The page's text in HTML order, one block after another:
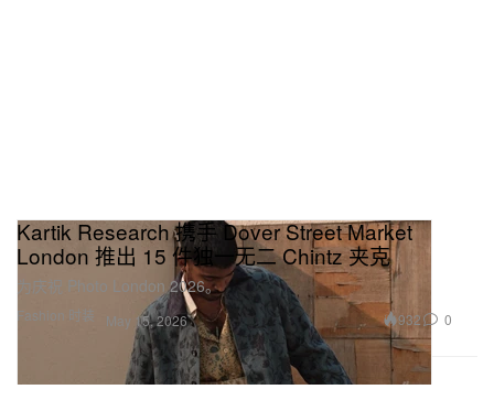
Fashion 时装
Kartik Research 携手 Dover Street Market
London 推出 15 件独一无二 Chintz 夹克
为庆祝 Photo London 2026。
May 15, 2026 932 0